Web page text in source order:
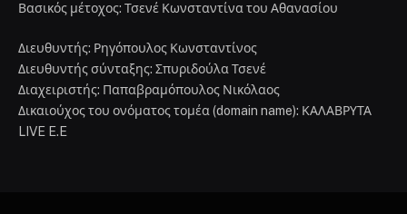
Βασικός μέτοχος: Τσενέ Κωνσταντίνα του Αθανασίου
Διευθυντής: Ρηγόπουλος Κωνσταντίνος
Διευθυντής σύνταξης: Σπυριδούλα Τσενέ
Διαχειριστής: Παπαβραμόπουλος Νικόλαος
Δικαιούχος του ονόματος τομέα (domain name): ΚΑΛΑΒΡΥΤΑ
LIVE E.E